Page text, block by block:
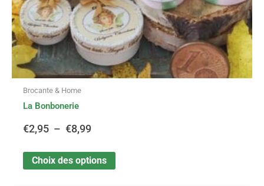
Brocante & Home
La Bonbonerie
€2,95 – €8,99
Choix des options
page
du
produit